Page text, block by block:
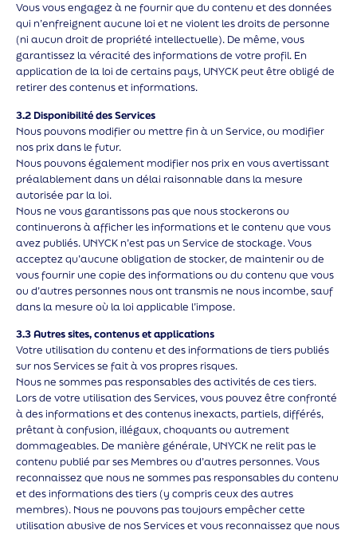
Vous vous engagez à ne fournir que du contenu et des données
qui n’enfreignent aucune loi et ne violent les droits de personne
(ni aucun droit de propriété intellectuelle). De même, vous
garantissez la véracité des informations de votre profil. En
application de la loi de certains pays, UNYCK peut être obligé de
retirer des contenus et informations.
3.2 Disponibilité des Services
Nous pouvons modifier ou mettre fin à un Service, ou modifier
nos prix dans le futur.
Nous pouvons également modifier nos prix en vous avertissant
préalablement dans un délai raisonnable dans la mesure
autorisée par la loi.
Nous ne vous garantissons pas que nous stockerons ou
continuerons à afficher les informations et le contenu que vous
avez publiés. UNYCK n’est pas un Service de stockage. Vous
acceptez qu’aucune obligation de stocker, de maintenir ou de
vous fournir une copie des informations ou du contenu que vous
ou d’autres personnes nous ont transmis ne nous incombe, sauf
dans la mesure où la loi applicable l’impose.
3.3 Autres sites, contenus et applications
Votre utilisation du contenu et des informations de tiers publiés
sur nos Services se fait à vos propres risques.
Nous ne sommes pas responsables des activités de ces tiers.
Lors de votre utilisation des Services, vous pouvez être confronté
à des informations et des contenus inexacts, partiels, différés,
prêtant à confusion, illégaux, choquants ou autrement
dommageables. De manière générale, UNYCK ne relit pas le
contenu publié par ses Membres ou d’autres personnes. Vous
reconnaissez que nous ne sommes pas responsables du contenu
et des informations des tiers (y compris ceux des autres
membres). Nous ne pouvons pas toujours empêcher cette
utilisation abusive de nos Services et vous reconnaissez que nous